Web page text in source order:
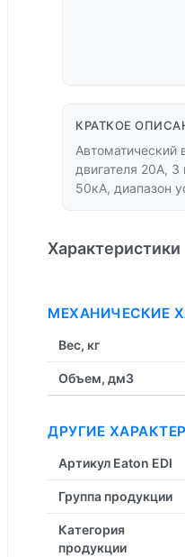
КРАТКОЕ
Автоматический
двигателя 20А, 3
50кА, диапазон
Характеристики
МЕХАНИЧЕСКИЕ
Вес, кг
Объем, дм3
ДРУГИЕ
Артикул Eaton EDI
Группа продукции
Категория
продукции